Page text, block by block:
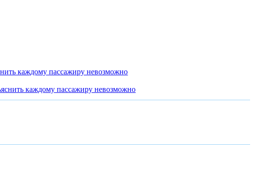
каждому пассажиру невозможно